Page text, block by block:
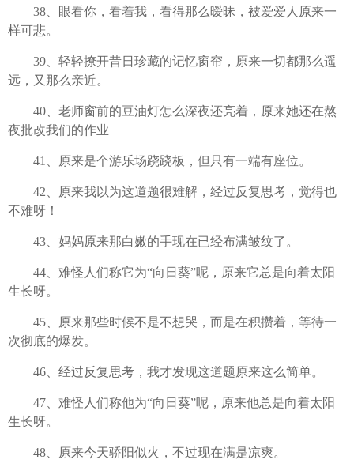
38、眼看你，看着我，看得那么暧昧，被爱爱人原来一
样可悲。
39、轻轻撩开昔日珍藏的记忆窗帘，原来一切都那么遥
远，又那么亲近。
40、老师窗前的豆油灯怎么深夜还亮着，原来她还在熬
夜批改我们的作业
41、原来是个游乐场跷跷板，但只有一端有座位。
42、原来我以为这道题很难解，经过反复思考，觉得也
不难呀！
43、妈妈原来那白嫩的手现在已经布满皱纹了。
44、难怪人们称它为“向日葵”呢，原来它总是向着太阳
生长呀。
45、原来那些时候不是不想哭，而是在积攒着，等待一
次彻底的爆发。
46、经过反复思考，我才发现这道题原来这么简单。
47、难怪人们称他为“向日葵”呢，原来他总是向着太阳
生长呀。
48、原来今天骄阳似火，不过现在满是凉爽。